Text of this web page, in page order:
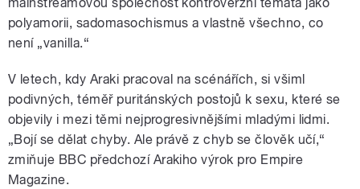
polyamorii, sadomasochismus a vlastně všechno, co
není „vanilla.“
V letech, kdy Araki pracoval na scénářích, si všiml
podivných, téměř puritánských postojů k sexu, které se
objevily i mezi těmi nejprogresivnějšími mladými lidmi.
„Bojí se dělat chyby. Ale právě z chyb se člověk učí,“
zmiňuje BBC předchozí Arakiho výrok pro Empire
Magazine.